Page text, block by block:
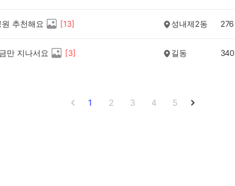
추천해요 [13] 성내제2동 276
만 지나서요 [3] 길동 340
1 2 3 4 5